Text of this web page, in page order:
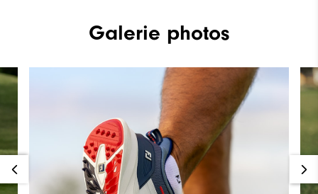
Galerie photos